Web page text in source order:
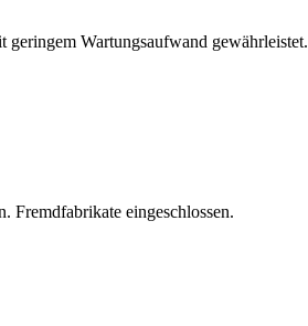
Wartungsaufwand gewährleistet.
Fremdfabrikate eingeschlossen.